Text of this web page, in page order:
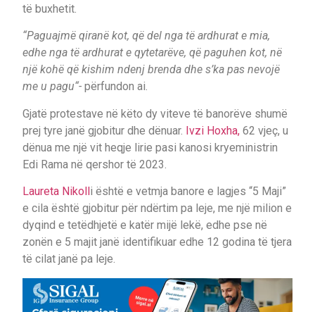
të buxhetit.
“Paguajmë qiranë kot, që del nga të ardhurat e mia,
edhe nga të ardhurat e qytetarëve, që paguhen kot, në
një kohë që kishim ndenj brenda dhe s’ka pas nevojë
me u pagu“- përfundon ai.
Gjatë protestave në këto dy viteve të banorëve shumë
prej tyre janë gjobitur dhe dënuar. Ivzi Hoxha, 62 vjeç, u
dënua me një vit heqje lirie pasi kanosi kryeministrin
Edi Rama në qershor të 2023.
Laureta Nikoll i është e vetmja banore e lagjes “5 Maji”
e cila është gjobitur për ndërtim pa leje, me një milion e
dyqind e tetëdhjetë e katër mijë lekë, edhe pse në
zonën e 5 majit janë identifikuar edhe 12 godina të tjera
të cilat janë pa leje.